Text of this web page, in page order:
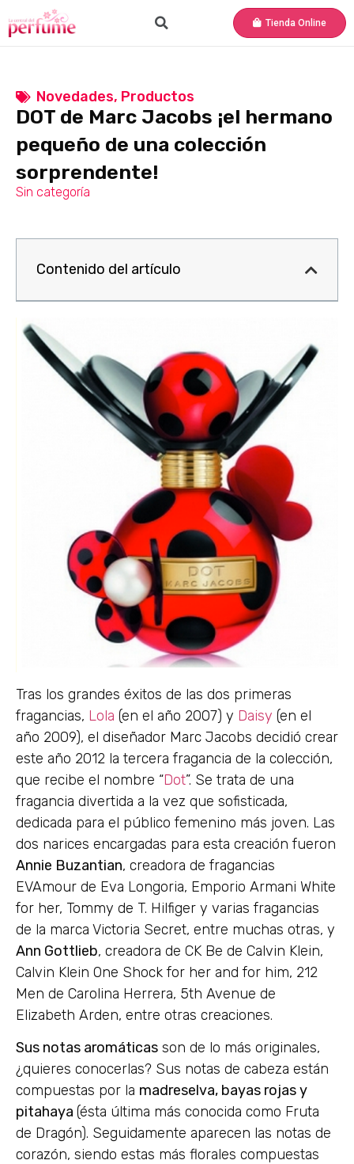
Tienda Online
Novedades, Productos
DOT de Marc Jacobs ¡el hermano
pequeño de una colección
sorprendente!
Sin categoría
Contenido del artículo
Tras los grandes éxitos de las dos primeras
fragancias, Lola (en el año 2007) y Daisy (en el
año 2009), el diseñador Marc Jacobs decidió crear
este año 2012 la tercera fragancia de la colección,
que recibe el nombre “Dot”. Se trata de una
fragancia divertida a la vez que sofisticada,
dedicada para el público femenino más joven. Las
dos narices encargadas para esta creación fueron
Annie Buzantian, creadora de fragancias
EVAmour de Eva Longoria, Emporio Armani White
for her, Tommy de T. Hilfiger y varias fragancias
de la marca Victoria Secret, entre muchas otras, y
Ann Gottlieb, creadora de CK Be de Calvin Klein,
Calvin Klein One Shock for her and for him, 212
Men de Carolina Herrera, 5th Avenue de
Elizabeth Arden, entre otras creaciones.
Sus notas aromáticas son de lo más originales,
¿quieres conocerlas? Sus notas de cabeza están
compuestas por la madreselva, bayas rojas y
pitahaya (ésta última más conocida como Fruta
de Dragón). Seguidamente aparecen las notas de
corazón, siendo estas más florales compuestas